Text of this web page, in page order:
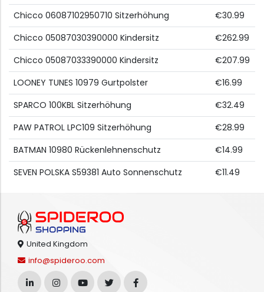
Chicco 06087102950710 Sitzerhöhung
€30.99
Chicco 05087030390000 Kindersitz
€262.99
Chicco 05087033390000 Kindersitz
€207.99
LOONEY TUNES 10979 Gurtpolster
€16.99
SPARCO 100KBL Sitzerhöhung
€32.49
PAW PATROL LPC109 Sitzerhöhung
€28.99
BATMAN 10980 Rückenlehnenschutz
€14.99
SEVEN POLSKA S59381 Auto Sonnenschutz
€11.49
United Kingdom
info@spideroo.com